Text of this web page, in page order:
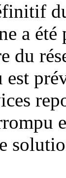
du
a
du
est